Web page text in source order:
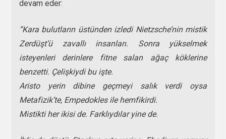
devam eder:
“Kara bulutların üstünden izledi Nietzsche’nin mistik
Zerdüşt’ü zavallı insanları. Sonra yükselmek
isteyenleri derinlere fitne salan ağaç köklerine
benzetti. Çelişkiydi bu işte.
Aristo yerin dibine geçmeyi salık verdi oysa
Metafizik’te, Empedokles ile hemfikirdi.
Mistikti her ikisi de. Farklıydılar yine de.